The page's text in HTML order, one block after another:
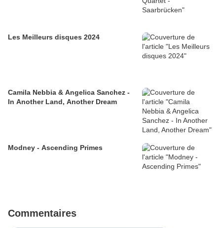
Les Meilleurs disques 2024
Camila Nebbia & Angelica Sanchez -
In Another Land, Another Dream
Modney - Ascending Primes
Commentaires